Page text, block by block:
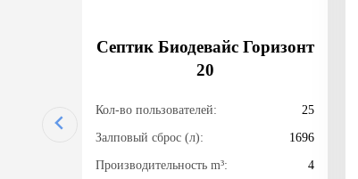
Септик Биодевайс Горизонт
20
Кол-во пользователей: 25
Залповый сброс (л): 1696
Производительность m³: 4